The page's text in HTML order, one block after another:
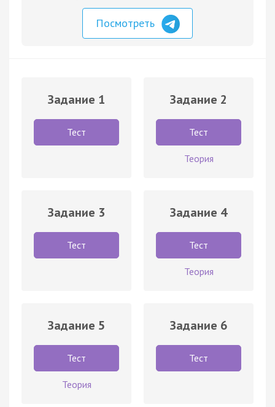
Посмотреть
Задание 1
Тест
Задание 2
Тест
Теория
Задание 3
Тест
Задание 4
Тест
Теория
Задание 5
Тест
Теория
Задание 6
Тест